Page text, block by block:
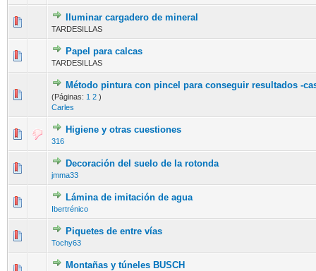
Iluminar cargadero de mineral
TARDESILLAS
Papel para calcas
TARDESILLAS
Método pintura con pincel para conseguir resultados -
(Páginas: 1 2 )
Carles
Higiene y otras cuestiones
316
Decoración del suelo de la rotonda
jmma33
Lámina de imitación de agua
Ibertrénico
Piquetes de entre vías
Tochy63
Montañas y túneles BUSCH